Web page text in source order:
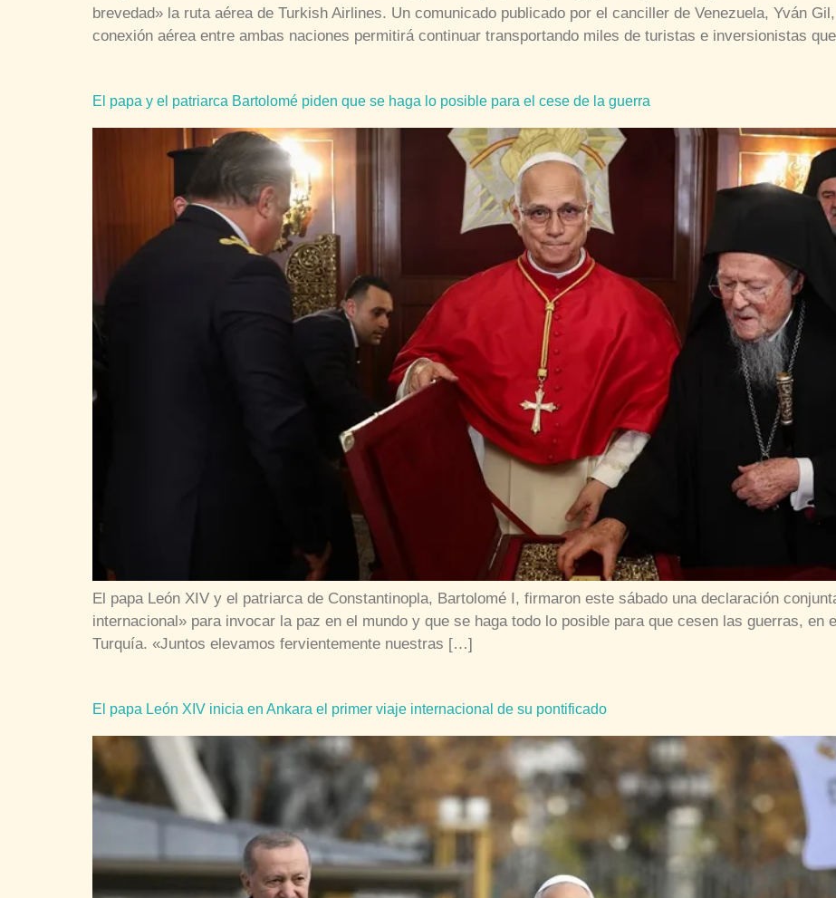
brevedad» la ruta aérea de Turkish Airlines. Un comunicado publicado por el canciller de Venezuela, Yván
conexión aérea entre ambas naciones permitirá continuar transportando miles de turistas e inversionistas
El papa y el patriarca Bartolomé piden que se haga lo posible para el cese de la guerra
El papa León XIV y el patriarca de Constantinopla, Bartolomé I, firmaron este sábado una declaración
internacional» para invocar la paz en el mundo y que se haga todo lo posible para que cesen las guerras,
Turquía. «Juntos elevamos fervientemente nuestras […]
El papa León XIV inicia en Ankara el primer viaje internacional de su pontificado